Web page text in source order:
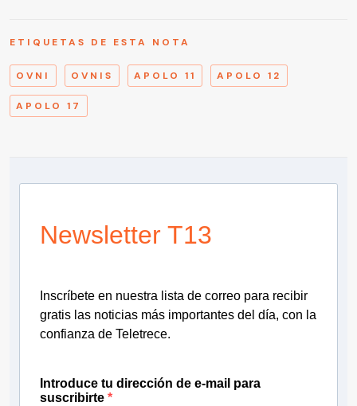
ETIQUETAS DE ESTA NOTA
OVNI OVNIS APOLO 11 APOLO 12
APOLO 17
Newsletter T13
Inscríbete en nuestra lista de correo para recibir
gratis las noticias más importantes del día, con la
confianza de Teletrece.
Introduce tu dirección de e-mail para
suscribirte